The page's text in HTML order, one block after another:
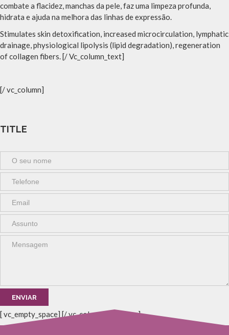
combate a flacidez, manchas da pele, faz uma limpeza profunda,
hidrata e ajuda na melhora das linhas de expressão.
Stimulates skin detoxification, increased microcirculation, lymphatic
drainage, physiological lipolysis (lipid degradation), regeneration
of collagen fibers. [/ Vc_column_text]
[/ vc_column]
TITLE
[ vc_empty_space] [/ vc_column] [/ vc_row]